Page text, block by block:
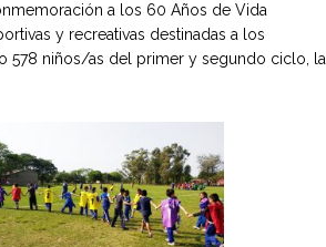
a los 60 Años de Vida
y recreativas destinadas a los
578 niños/as del primer y segundo ciclo, la